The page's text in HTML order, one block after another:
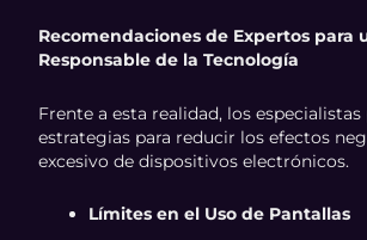
Recomendaciones de Expertos para
Responsable de la Tecnología
Frente a esta realidad, los
estrategias para reducir los efectos
excesivo de dispositivos electrónicos.
Límites en el Uso de Pantallas